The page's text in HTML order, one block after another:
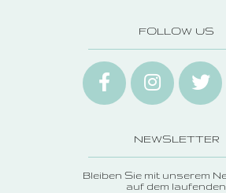
FOLLOW US
NEWSLETTER
Bleiben Sie mit unserem
auf dem laufenden.